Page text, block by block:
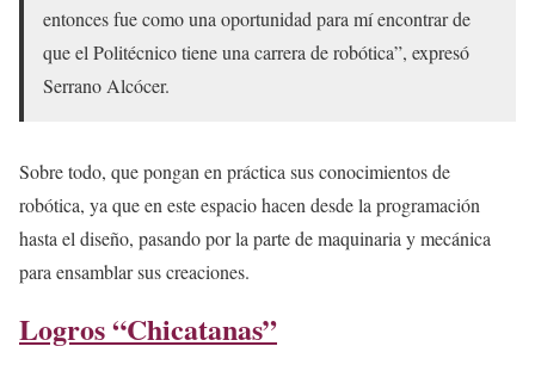
entonces fue como una oportunidad para mí encontrar de
que el Politécnico tiene una carrera de robótica”, expresó
Serrano Alcócer.
Sobre todo, que pongan en práctica sus conocimientos de
robótica, ya que en este espacio hacen desde la programación
hasta el diseño, pasando por la parte de maquinaria y mecánica
para ensamblar sus creaciones.
Logros “Chicatanas”